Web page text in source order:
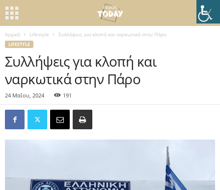
Αρχική Lifestyle Συλλήψεις για κλοπή και ναρκωτικά στην Πάρο
LIFESTYLE
Συλλήψεις για κλοπή και
ναρκωτικά στην Πάρο
24 Μαΐου, 2024 191